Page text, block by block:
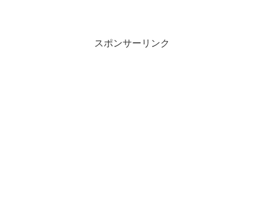
スポンサーリンク